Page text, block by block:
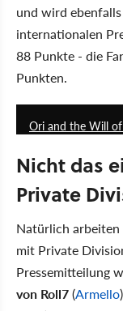
und wird
internationalen
88 Punkte - die
Punkten.
Ori and the Will
Nicht das
Private
Natürlich
mit Private
Pressemitteilung
von Roll7(Armello